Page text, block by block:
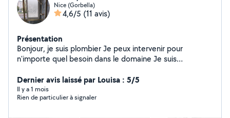
Nice (Gorbella)
4,6/5 (11 avis)
Présentation
Bonjour, je suis plombier Je peux intervenir pour
n'importe quel besoin dans le domaine Je suis
Dernier avis laissé par Louisa : 5/5
Il y a 1 mois
Rien de particulier à signaler